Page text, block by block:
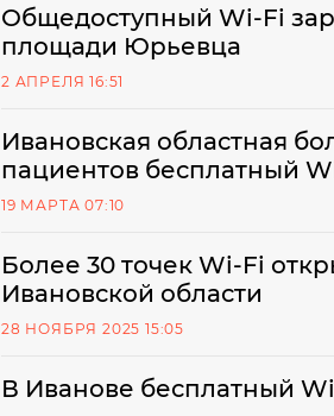
Общедоступный Wi-Fi
площади Юрьевца
2 АПРЕЛЯ 16:51
Ивановская областная
пациентов бесплатный
19 МАРТА 07:10
Более 30 точек Wi-Fi
Ивановской области
28 НОЯБРЯ 2025 15:05
В Иванове бесплатный